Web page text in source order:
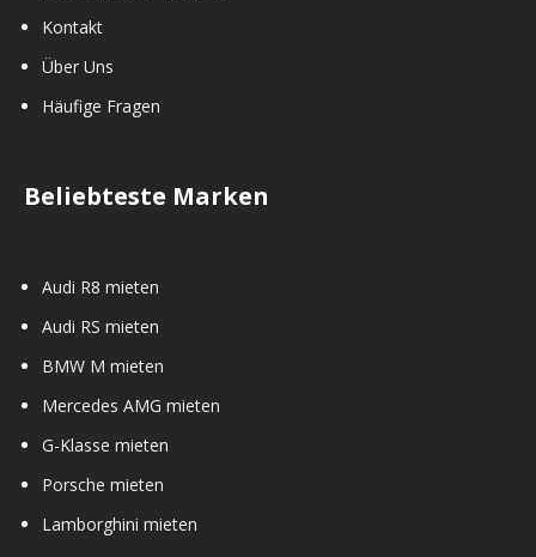
Kontakt
Über Uns
Häufige Fragen
Beliebteste Marken
Audi R8 mieten
Audi RS mieten
BMW M mieten
Mercedes AMG mieten
G-Klasse mieten
Porsche mieten
Lamborghini mieten